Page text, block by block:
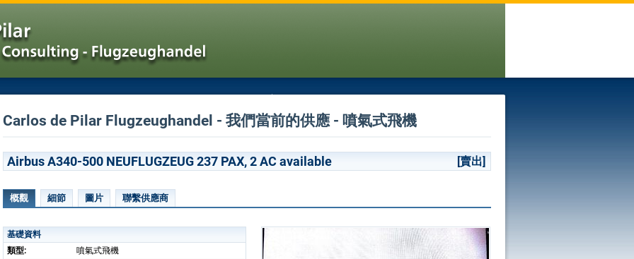
Carlos de Pilar Flugzeughandel - 我們當前的供應 - 噴氣式飛機
Airbus A340-500 NEUFLUGZEUG 237 PAX, 2 AC available [賣出]
概觀 細節 圖片 聯繫供應商
基礎資料
類型:
噴氣式飛機